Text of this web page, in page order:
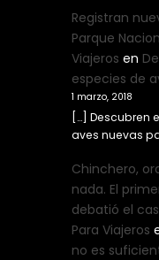
Registran
Parque
Viajeros en
especies de
1 marzo, 2018
[…] Descubren
aves nuevas
Chinchero,
nada. El
debatió el
Para Viajeros
no es